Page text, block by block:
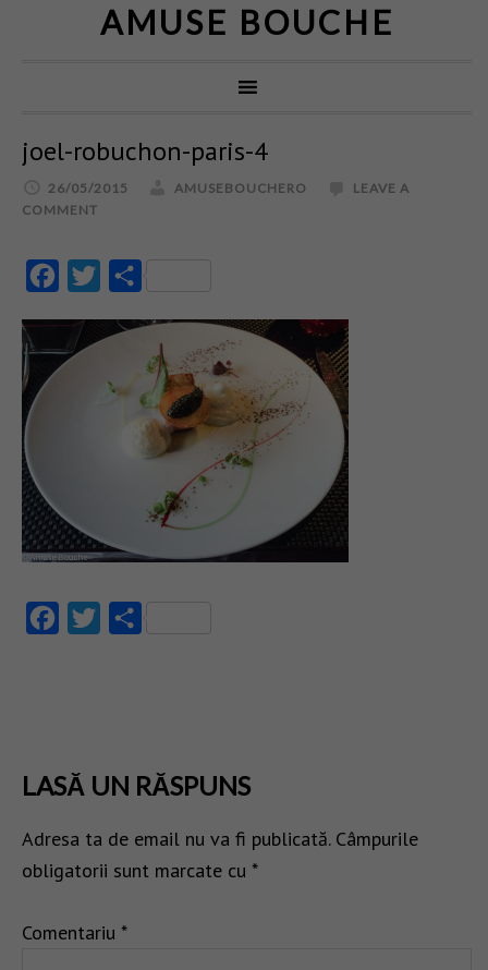
AMUSE BOUCHE
joel-robuchon-paris-4
26/05/2015 AMUSEBOUCHERO
LEAVE A
COMMENT
FacebookTwitter
FacebookTwitter
LASĂ UN RĂSPUNS
Adresa ta de email nu va fi publicată. Câmpurile
obligatorii sunt marcate cu *
Comentariu *